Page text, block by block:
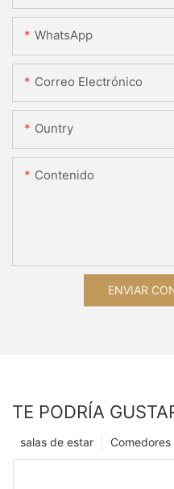
WhatsApp
Correo Electrónico
Ountry
Contenido
ENVIAR
TE PODRÍA
Comedores
salas de estar